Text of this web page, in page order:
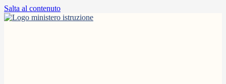
Salta al contenuto